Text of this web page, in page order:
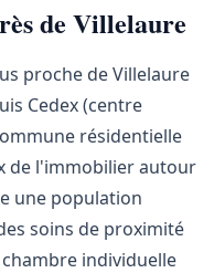
de Villelaure
proche de Villelaure
Cedex (centre
résidentielle
de l'immobilier autour
une population
soins de proximité
individuelle